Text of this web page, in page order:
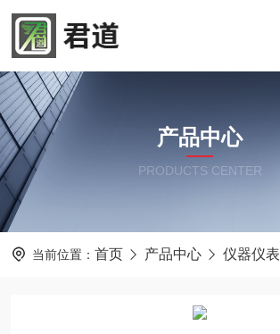
产品中心
PRODUCTS CENTER
当前位置： 首页 产品中心 仪器仪表